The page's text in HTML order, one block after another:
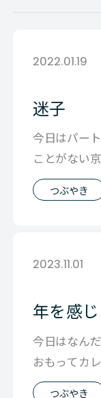
2022.01.19
迷子
今日はパー
ことがない
ら２つに別
つぶやき
2023.11.01
年を感
今日はなん
おもってカ
に鬼丸さん
つぶやき